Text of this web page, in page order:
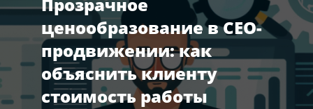
Прозрачное
ценообразование в СЕО-
продвижении: как
объяснить клиенту
стоимость работы